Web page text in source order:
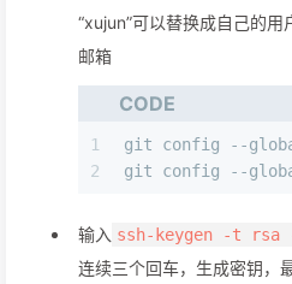
“xujun”可以替换成自己的
邮箱
CODE
1
2
git config --
git config --
输入 ssh-keygen -t rsa -
连续三个回车，生成密钥，